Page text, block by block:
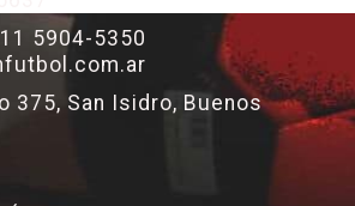
5904-5350
375, San Isidro, Buenos